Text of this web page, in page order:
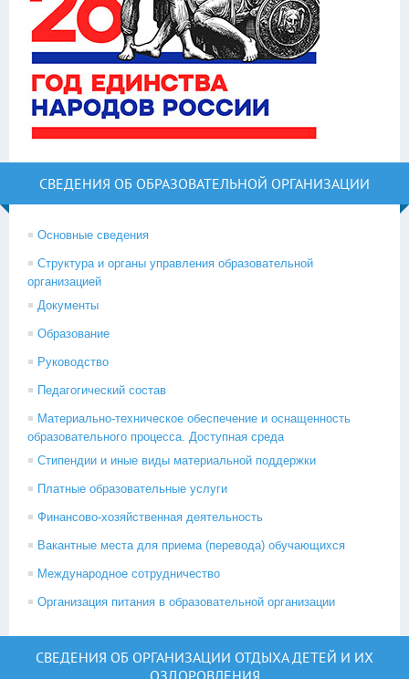
СВЕДЕНИЯ ОБ ОБРАЗОВАТЕЛЬНОЙ ОРГАНИЗАЦИИ
Основные сведения
Структура и органы управления образовательной
организацией
Документы
Образование
Руководство
Педагогический состав
Материально-техническое обеспечение и оснащенность
образовательного процесса. Доступная среда
Стипендии и иные виды материальной поддержки
Платные образовательные услуги
Финансово-хозяйственная деятельность
Вакантные места для приема (перевода) обучающихся
Международное сотрудничество
Организация питания в образовательной организации
СВЕДЕНИЯ ОБ ОРГАНИЗАЦИИ ОТДЫХА ДЕТЕЙ И ИХ
ОЗДОРОВЛЕНИЯ